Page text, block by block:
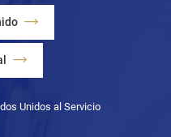
Unidos al Servicio